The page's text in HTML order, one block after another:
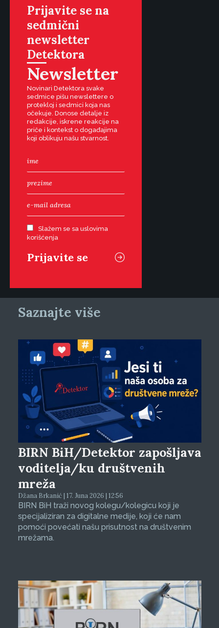
Prijavite se na
sedmični
newsletter
Detektora
Newsletter
Novinari Detektora svake
sedmice pišu newslettere o
protekloj i sedmici koja nas
očekuje. Donose detalje iz
redakcije, iskrene reakcije na
priče i kontekst o događajima
koji oblikuju našu stvarnost.
Slažem se sa uslovima
korišćenja
Saznajte više
BIRN BiH/Detektor zapošljava
voditelja/ku društvenih
mreža
Džana Brkanić | 17. Juna 2026 | 12:56
BIRN BiH traži novog kolegu/kolegicu koji je
specijaliziran za digitalne medije, koji će nam
pomoći povećati našu prisutnost na društvenim
mrežama.